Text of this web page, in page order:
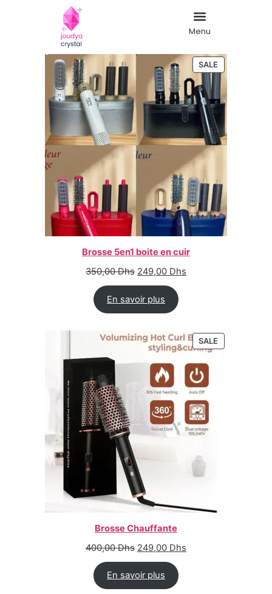
Menu
SALE
Brosse 5en1 boite en cuir
350,00Dhs 249,00 Dhs
En savoir plus
SALE
Brosse Chauffante
400,00Dhs 249,00 Dhs
En savoir plus